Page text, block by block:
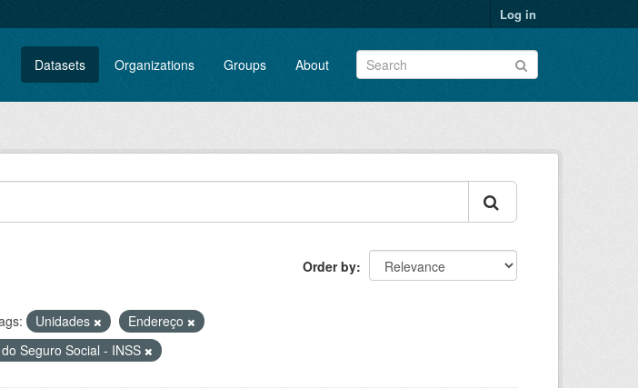
Log in
Datasets Organizations Groups About
Order by
Unidades
Endereço
Seguro Social - INSS